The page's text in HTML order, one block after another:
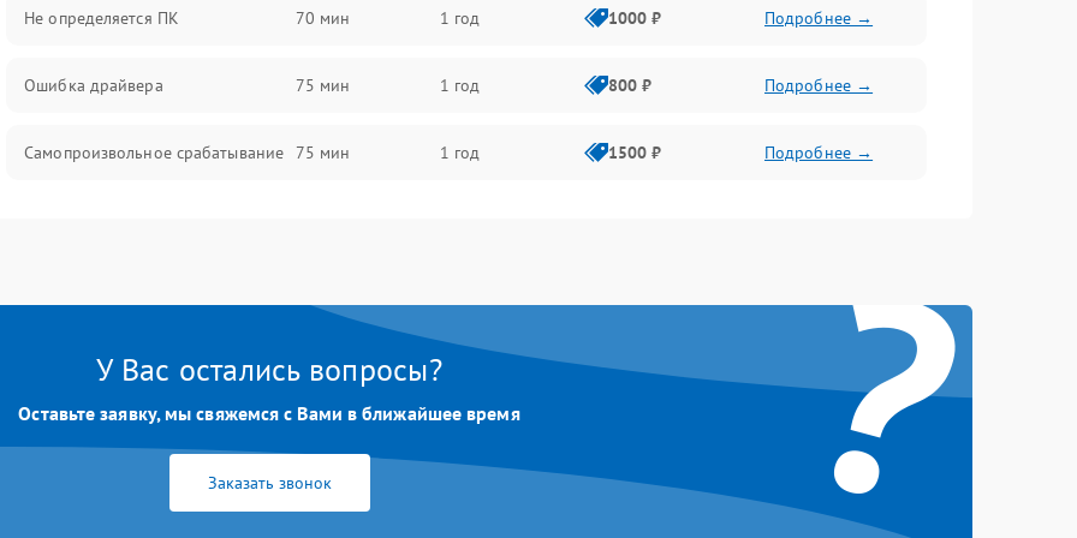
Не определяется ПК 70 мин 1 год 1000 ₽ Подробнее →
Ошибка драйвера 75 мин 1 год 800 ₽ Подробнее →
Самопроизвольное срабатывание 75 мин 1 год 1500 ₽ Подробнее →
?
У Вас остались вопросы?
Оставьте заявку, мы свяжемся с Вами в ближайшее время
Заказать звонок